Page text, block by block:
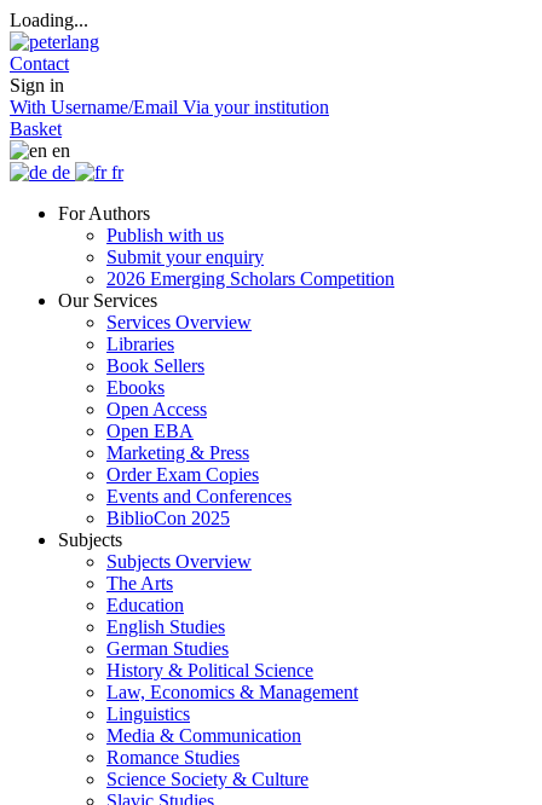
Loading...
Contact
Sign in
With Username/Email Via your institution
Basket
en
de
fr
For Authors
Publish with us
Submit your enquiry
2026 Emerging Scholars Competition
Our Services
Services Overview
Libraries
Book Sellers
Ebooks
Open Access
Open EBA
Marketing & Press
Order Exam Copies
Events and Conferences
BiblioCon 2025
Subjects
Subjects Overview
The Arts
Education
English Studies
German Studies
History & Political Science
Law, Economics & Management
Linguistics
Media & Communication
Romance Studies
Science Society & Culture
Slavic Studies